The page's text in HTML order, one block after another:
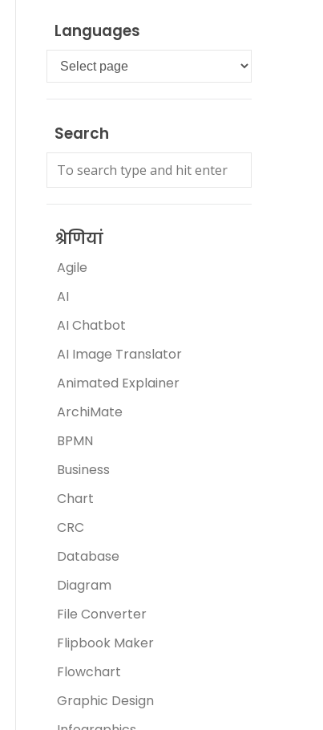
Languages
Languages
Search
श्रेणियां
Agile
AI
AI Chatbot
AI Image Translator
Animated Explainer
ArchiMate
BPMN
Business
Chart
CRC
Database
Diagram
File Converter
Flipbook Maker
Flowchart
Graphic Design